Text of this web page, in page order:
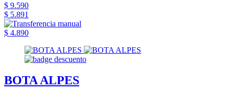
$ 9.590
$ 5.891
$ 4.890
BOTA ALPES